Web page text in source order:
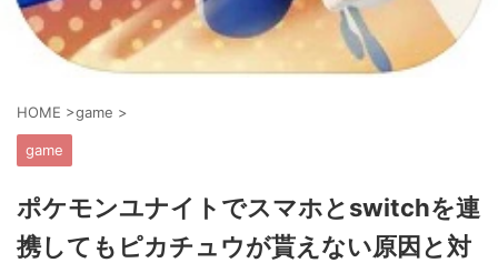
HOME >game >
game
ポケモンユナイトでスマホとswitchを連
携してもピカチュウが貰えない原因と対